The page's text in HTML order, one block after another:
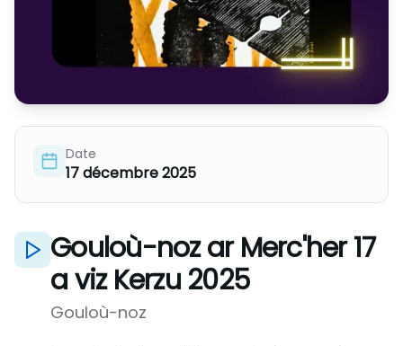
Date
17 décembre 2025
Gouloù-noz ar Merc'her 17
a viz Kerzu 2025
Gouloù-noz